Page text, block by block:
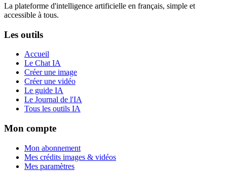
La plateforme d'intelligence artificielle en français, simple et
accessible à tous.
Les outils
Accueil
Le Chat IA
Créer une image
Créer une vidéo
Le guide IA
Le Journal de l'IA
Tous les outils IA
Mon compte
Mon abonnement
Mes crédits images & vidéos
Mes paramètres